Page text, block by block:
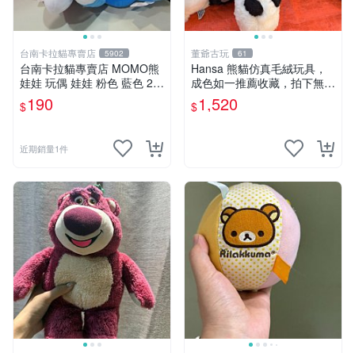
台南卡拉貓專賣店 5902
台南卡拉貓專賣店 MOMO熊
娃娃 玩偶 娃娃 粉色 藍色 2色
分售
$190
近期銷量1件
董爺古玩 61
Hansa 熊貓仿真毛絨玩具，
成色如一推薦收藏，拍下無疑
心 熊貓 毛絨玩具 收藏
$1,520